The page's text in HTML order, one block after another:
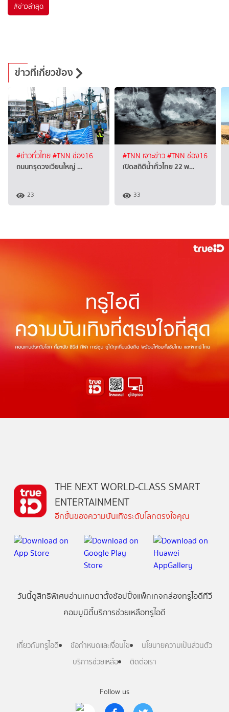
#ข่าวล่าสุด
ข่าวที่เกี่ยวข้อง
#ข่าวทั่วไทย#TNN ช่อง16
ถนนทรุดวงเวียนใหญ่ …
23
#TNN เจาะข่าว#TNN ช่อง16
เปิดสถิติน้ำทั่วไทย 22 พ…
33
Follow us
THE NEXT WORLD-CLASS SMART
ENTERTAINMENT
อีกขั้นของความบันเทิงระดับโลกตรงใจคุณ
วันนี้ดูสิทธิพิเศษอ่านเกมตาตั้งช้อปปิ้งแพ็กเกจกล่องทรูไอดีทีวี
คอมมูนิตี้บริการช่วยเหลือทรูไอดี
เกี่ยวกับทรูไอดี ข้อกำหนดและเงื่อนไข
นโยบายความเป็นส่วนตัว
บริการช่วยเหลือ
ติดต่อเรา